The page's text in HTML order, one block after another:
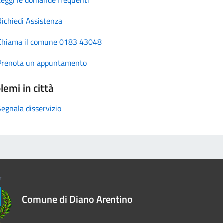
Assistenza
il comune 0183 43048
un appuntamento
in città
disservizio
Comune di Diano Arentino